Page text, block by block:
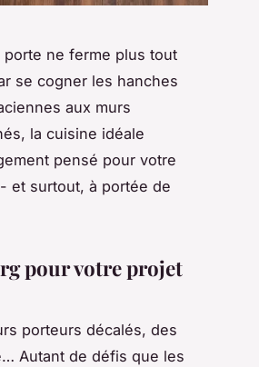
ne ferme plus tout
se cogner les hanches
aux murs
la cuisine idéale
pensé pour votre
et surtout, à portée de
pour votre projet
porteurs décalés, des
Autant de défis que les